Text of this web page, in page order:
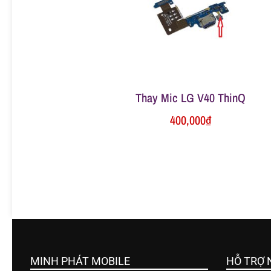
n
t
Thay Mic LG V40 ThinQ
400,000₫
MINH PHÁT MOBILE HỖ TRỢ